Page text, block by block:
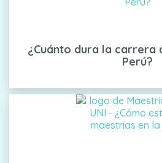
¿Cuánto dura la carrera
Perú?